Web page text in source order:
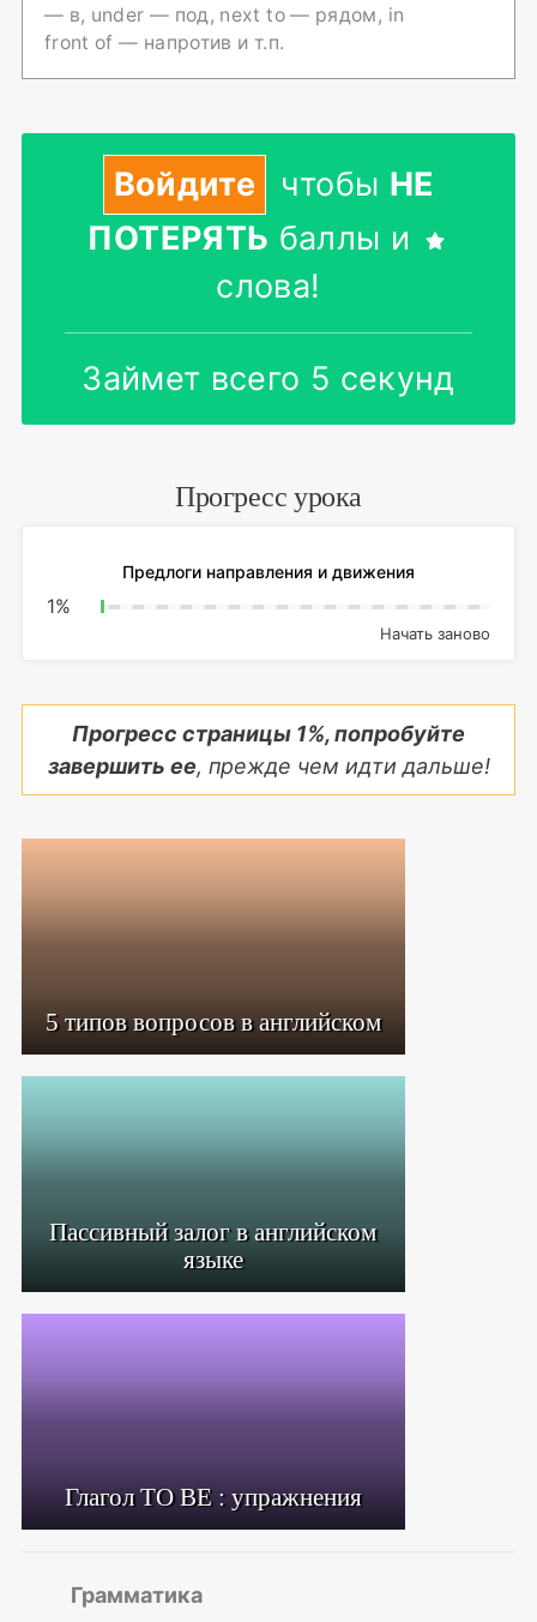
— в, under — под, next to — рядом, in
front of — напротив и т.п.
Войдите чтобы НЕ
ПОТЕРЯТЬ баллы и
слова!
Займет всего 5 секунд
Прогресс урока
Предлоги направления и движения
1%
Начать заново
Прогресс страницы 1%, попробуйте
завершить ее, прежде чем идти дальше!
5 типов вопросов в английском
Пассивный залог в английском
языке
Глагол TO BE : упражнения
Грамматика